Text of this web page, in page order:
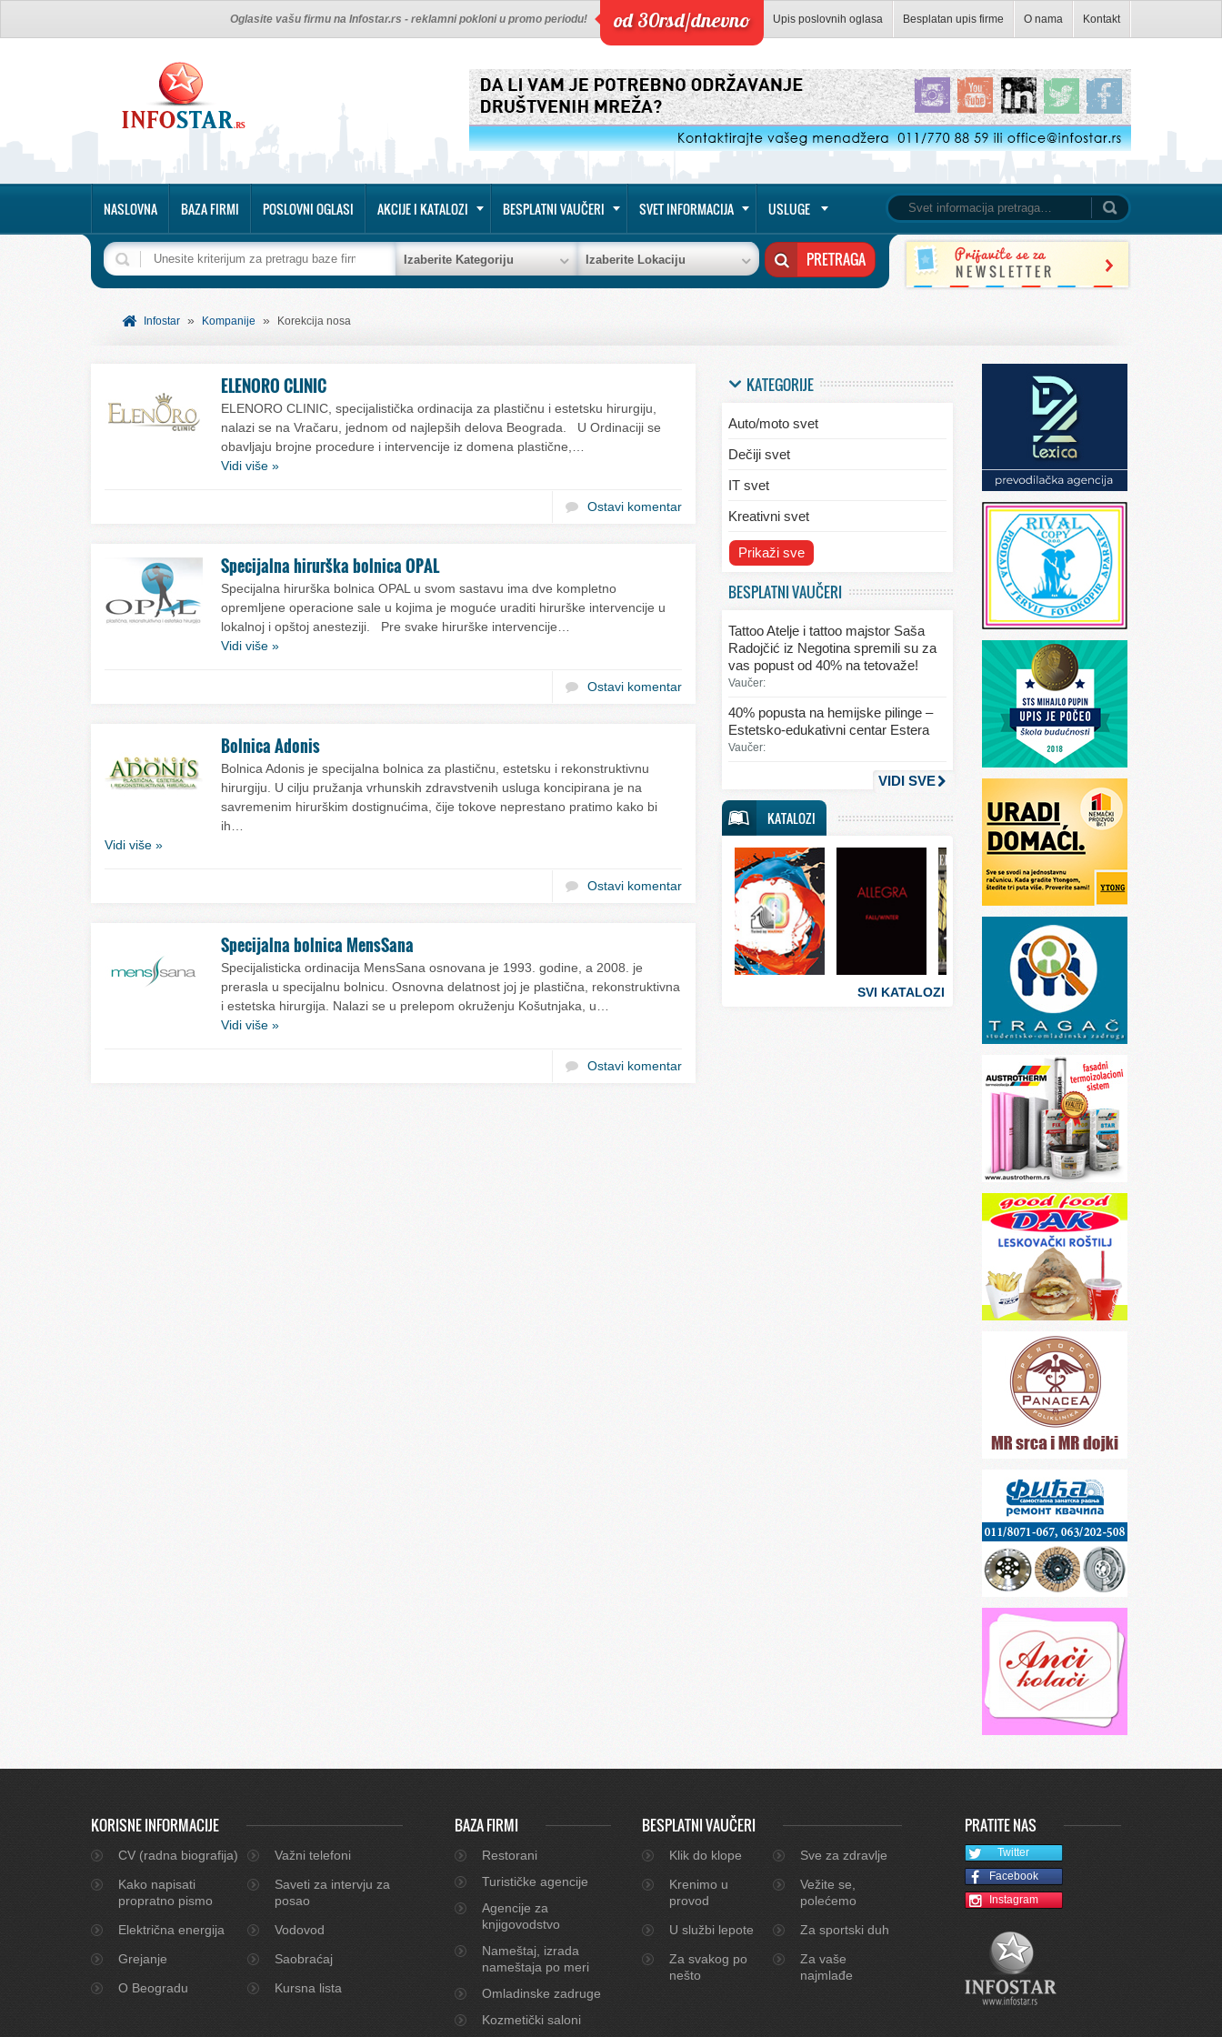
Upis poslovnih oglasa Besplatan upis firme O nama Kontakt
od 30rsd/dnevno
Oglasite vašu firmu na Infostar.rs - reklamni pokloni u promo periodu!
NASLOVNA BAZA FIRMI POSLOVNI OGLASI AKCIJE I KATALOZI BESPLATNI VAUČERI SVET INFORMACIJA USLUGE
Izaberite Kategoriju Izaberite Lokaciju
Infostar » Kompanije » Korekcija nosa
ELENORO CLINIC
ELENORO CLINIC, specijalistička ordinacija za plastičnu i estetsku hirurgiju,
nalazi se na Vračaru, jednom od najlepših delova Beograda. U Ordinaciji se
obavljaju brojne procedure i intervencije iz domena plastične,…
Vidi više »
Ostavi komentar
Specijalna hirurška bolnica OPAL
Specijalna hirurška bolnica OPAL u svom sastavu ima dve kompletno
opremljene operacione sale u kojima je moguće uraditi hirurške intervencije u
lokalnoj i opštoj anesteziji. Pre svake hirurške intervencije…
Vidi više »
Ostavi komentar
Bolnica Adonis
Bolnica Adonis je specijalna bolnica za plastičnu, estetsku i rekonstruktivnu
hirurgiju. U cilju pružanja vrhunskih zdravstvenih usluga koncipirana je na
savremenim hirurškim dostignućima, čije tokove neprestano pratimo kako bi
ih…
Vidi više »
Ostavi komentar
Specijalna bolnica MensSana
Specijalisticka ordinacija MensSana osnovana je 1993. godine, a 2008. je
prerasla u specijalnu bolnicu. Osnovna delatnost joj je plastična, rekonstruktivna
i estetska hirurgija. Nalazi se u prelepom okruženju Košutnjaka, u…
Vidi više »
Ostavi komentar
KATEGORIJE
Auto/moto svet
Dečiji svet
IT svet
Kreativni svet
Svet ekologije
Svet kulinarstva
Svet lepote
Svet mode
Svet sporta
Svet tehnike
Svet ugostiteljstva
Svet zabave i umetnosti
Svet zanimljivosti
Svet zdravlja
Prikaži sve
BESPLATNI VAUČERI
Tattoo Atelje i tattoo majstor Saša
Radojčić iz Negotina spremili su za
vas popust od 40% na tetovaže!
Vaučer:
40% popusta na hemijske pilinge –
Estetsko-edukativni centar Estera
Vaučer:
VIDI SVE
KATALOZI
SVI KATALOZI
KORISNE INFORMACIJE
CV (radna biografija)
Važni telefoni
Kako napisati
propratno pismo
Saveti za intervju za
posao
Električna energija
Vodovod
Grejanje
Saobraćaj
O Beogradu
Kursna lista
BAZA FIRMI
Restorani
Turističke agencije
Agencije za
knjigovodstvo
Nameštaj, izrada
nameštaja po meri
Omladinske zadruge
Kozmetički saloni
BESPLATNI VAUČERI
Klik do klope
Sve za zdravlje
Krenimo u
provod
Vežite se,
polećemo
U službi lepote
Za sportski duh
Za svakog po
nešto
Za vaše
najmlađe
PRATITE NAS
Twitter
Facebook
Instagram